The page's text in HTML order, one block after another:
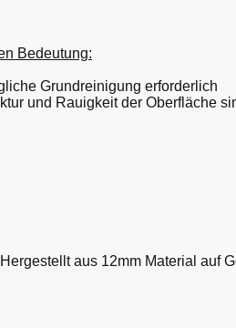
Bedeutung:
Grundreinigung erforderlich
der Oberfläche sind
aus 12mm Material auf